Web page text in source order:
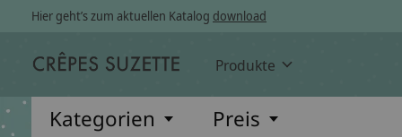
Hier geht’s zum aktuellen Katalog download
Produkte
Kategorien Preis